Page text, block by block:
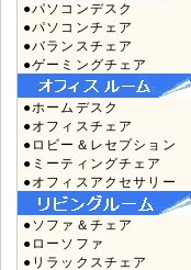
●パソコンデスク
●パソコンチェア
●バランスチェア
●ゲーミングチェア
●ホームデスク
●オフィスチェア
●ロビー＆レセプション
●ミーティングチェア
●オフィスアクセサリー
●ソファ＆チェア
●ローソファ
●リラックスチェア